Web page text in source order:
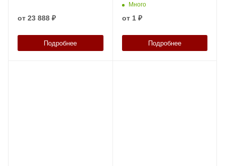
от 23 888 ₽
Подробнее
Много
от 1 ₽
Подробнее